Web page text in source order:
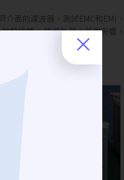
面的濾波器。測試EMC和EMI、
頻信號。 降低外部人員的影響，